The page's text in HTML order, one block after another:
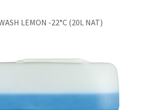
LEMON -22°C (20L NAT)